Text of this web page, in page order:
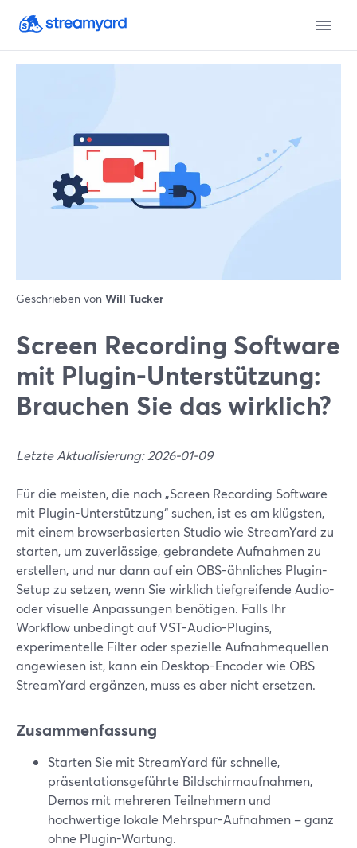
Geschrieben von Will Tucker
Screen Recording Software
mit Plugin-Unterstützung:
Brauchen Sie das wirklich?
Letzte Aktualisierung: 2026-01-09
Für die meisten, die nach „Screen Recording Software
mit Plugin-Unterstützung“ suchen, ist es am klügsten,
mit einem browserbasierten Studio wie StreamYard zu
starten, um zuverlässige, gebrandete Aufnahmen zu
erstellen, und nur dann auf ein OBS-ähnliches Plugin-
Setup zu setzen, wenn Sie wirklich tiefgreifende Audio-
oder visuelle Anpassungen benötigen. Falls Ihr
Workflow unbedingt auf VST-Audio-Plugins,
experimentelle Filter oder spezielle Aufnahmequellen
angewiesen ist, kann ein Desktop-Encoder wie OBS
StreamYard ergänzen, muss es aber nicht ersetzen.
Zusammenfassung
Starten Sie mit StreamYard für schnelle,
präsentationsgeführte Bildschirmaufnahmen,
Demos mit mehreren Teilnehmern und
hochwertige lokale Mehrspur-Aufnahmen – ganz
ohne Plugin-Wartung.